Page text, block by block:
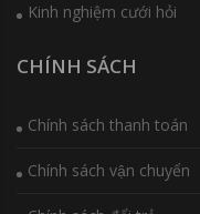
Kinh nghiệm cưới hỏi
CHÍNH SÁCH
Chính sách thanh toán
Chính sách vận chuyển